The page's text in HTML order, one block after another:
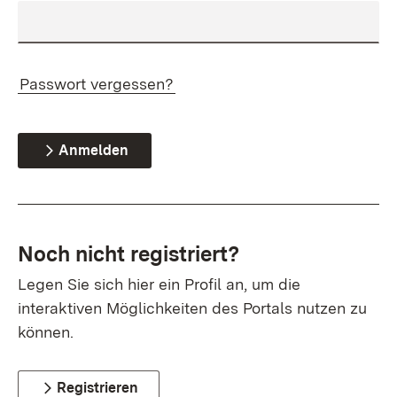
Passwort vergessen?
Anmelden
Noch nicht registriert?
Legen Sie sich hier ein Profil an, um die
interaktiven Möglichkeiten des Portals nutzen zu
können.
Registrieren